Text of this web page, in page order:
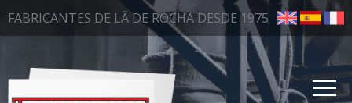
FABRICANTES DE LÃ DE ROCHA DESDE 1975